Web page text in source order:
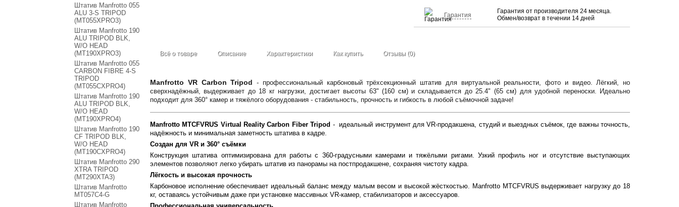
Гарантия
Гарантия от производителя 24 месяца.
Обмен/возврат в течении 14 дней
Всё о товаре Описание Характеристики Как купить Отзывы (0)
Manfrotto VR Carbon Tripod - профессиональный карбоновый трёхсекционный штатив для виртуальной реальности, фото и видео. Лёгкий, но
сверхнадёжный, выдерживает до 18 кг нагрузки, достигает высоты 63" (160 см) и складывается до 25.4" (65 см) для удобной переноски. Идеально
подходит для 360° камер и тяжёлого оборудования - стабильность, прочность и гибкость в любой съёмочной задаче!
Manfrotto MTCFVRUS Virtual Reality Carbon Fiber Tripod - идеальный инструмент для VR-продакшена, студий и выездных съёмок, где важны точность,
надёжность и минимальная заметность штатива в кадре.
Создан для VR и 360° съёмки
Конструкция штатива оптимизирована для работы с 360-градусными камерами и тяжёлыми ригами. Узкий профиль ног и отсутствие выступающих
элементов позволяют легко убирать штатив из панорамы на постпродакшене, сохраняя чистоту кадра.
Лёгкость и высокая прочность
Карбоновое исполнение обеспечивает идеальный баланс между малым весом и высокой жёсткостью. Manfrotto MTCFVRUS выдерживает нагрузку до 18
кг, оставаясь устойчивым даже при установке массивных VR-камер, стабилизаторов и аксессуаров.
Штатив Manfrotto 055
ALU 3-S TRIPOD
(MT055XPRO3)
Штатив Manfrotto 190
ALU TRIPOD BLK,
W/O HEAD
(MT190XPRO3)
Штатив Manfrotto 055
CARBON FIBRE 4-S
TRIPOD
(MT055CXPRO4)
Штатив Manfrotto 190
ALU TRIPOD BLK,
W/O HEAD
(MT190XPRO4)
Штатив Manfrotto 190
CF TRIPOD BLK,
W/O HEAD
(MT190CXPRO4)
Штатив Manfrotto 290
XTRA TRIPOD
(MT290XTA3)
Штатив Manfrotto
MT057C4-G
Штатив Manfrotto